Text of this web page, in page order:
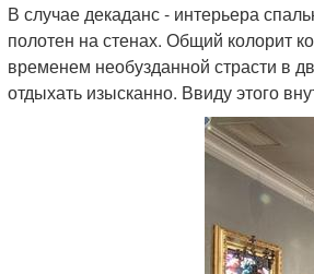
В случае декаданс - интерьера
полотен на стенах. Общий колорит
временем необузданной страсти в
отдыхать изысканно. Ввиду этого